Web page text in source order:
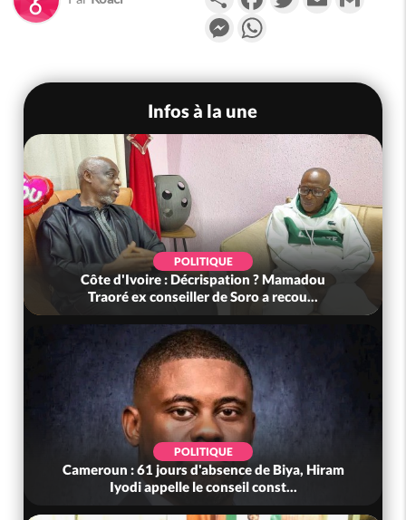
Messenger
Infos à la une
POLITIQUE
Côte d'Ivoire : Décrispation ? Mamadou
Traoré ex conseiller de Soro a recou...
POLITIQUE
Cameroun : 61 jours d'absence de Biya, Hiram
Iyodi appelle le conseil const...